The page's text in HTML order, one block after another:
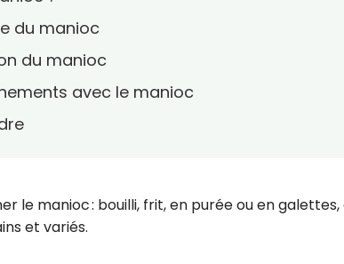
du manioc
du manioc
avec le manioc
le manioc : bouilli, frit, en purée ou en
et variés.